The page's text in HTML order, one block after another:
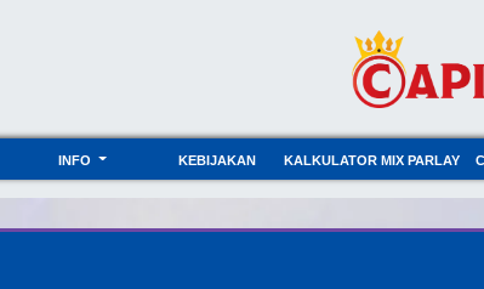
INFO KEBIJAKAN KALKULATOR MIX PARLAY